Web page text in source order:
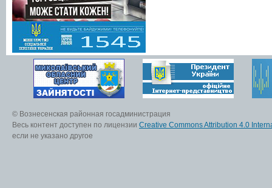
© Вознесенская районная госадминистрация
Весь контент доступен по лицензии Creative Commons Attribution 4.0
если не указано другое